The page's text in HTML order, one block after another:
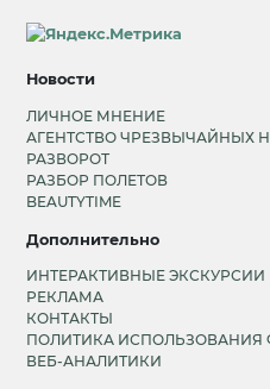
Новости
ЛИЧНОЕ МНЕНИЕ
АГЕНТСТВО ЧРЕЗВЫЧАЙНЫХ
РАЗВОРОТ
РАЗБОР ПОЛЕТОВ
BEAUTYTIME
Дополнительно
ИНТЕРАКТИВНЫЕ ЭКСКУРСИИ
РЕКЛАМА
КОНТАКТЫ
ПОЛИТИКА ИСПОЛЬЗОВАНИЯ
ВЕБ-АНАЛИТИКИ